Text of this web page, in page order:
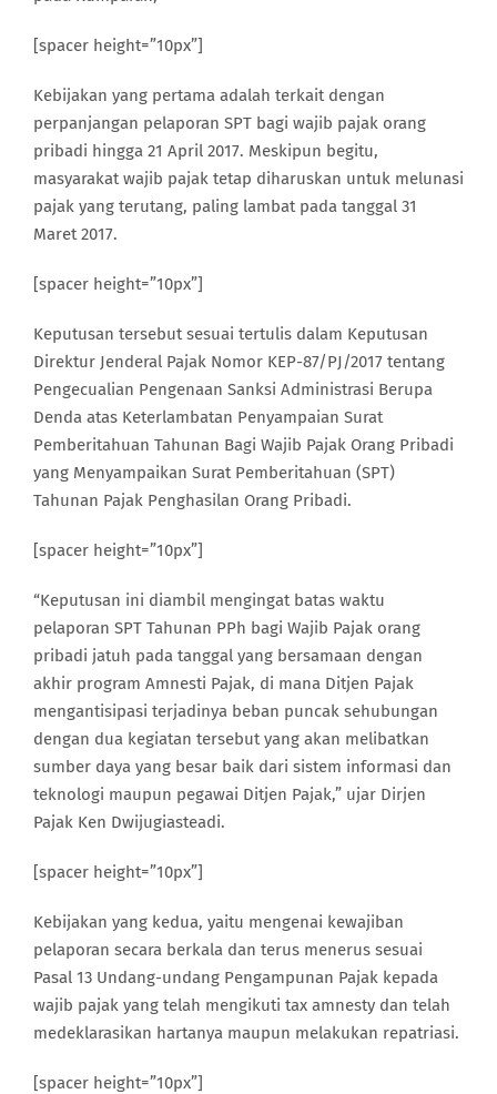
[spacer height=”10px”]
Kebijakan yang pertama adalah terkait dengan
perpanjangan pelaporan SPT bagi wajib pajak orang
pribadi hingga 21 April 2017. Meskipun begitu,
masyarakat wajib pajak tetap diharuskan untuk melunasi
pajak yang terutang, paling lambat pada tanggal 31
Maret 2017.
[spacer height=”10px”]
Keputusan tersebut sesuai tertulis dalam Keputusan
Direktur Jenderal Pajak Nomor KEP-87/PJ/2017 tentang
Pengecualian Pengenaan Sanksi Administrasi Berupa
Denda atas Keterlambatan Penyampaian Surat
Pemberitahuan Tahunan Bagi Wajib Pajak Orang Pribadi
yang Menyampaikan Surat Pemberitahuan (SPT)
Tahunan Pajak Penghasilan Orang Pribadi.
[spacer height=”10px”]
“Keputusan ini diambil mengingat batas waktu
pelaporan SPT Tahunan PPh bagi Wajib Pajak orang
pribadi jatuh pada tanggal yang bersamaan dengan
akhir program Amnesti Pajak, di mana Ditjen Pajak
mengantisipasi terjadinya beban puncak sehubungan
dengan dua kegiatan tersebut yang akan melibatkan
sumber daya yang besar baik dari sistem informasi dan
teknologi maupun pegawai Ditjen Pajak,” ujar Dirjen
Pajak Ken Dwijugiasteadi.
[spacer height=”10px”]
Kebijakan yang kedua, yaitu mengenai kewajiban
pelaporan secara berkala dan terus menerus sesuai
Pasal 13 Undang-undang Pengampunan Pajak kepada
wajib pajak yang telah mengikuti tax amnesty dan telah
medeklarasikan hartanya maupun melakukan repatriasi.
[spacer height=”10px”]